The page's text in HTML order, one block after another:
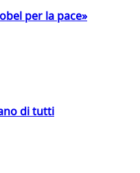
per la pace»
di tutti